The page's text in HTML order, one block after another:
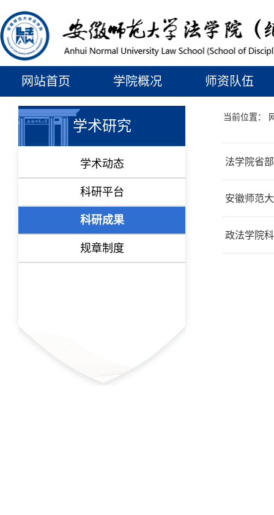
网站首页 学院概况 师资队伍
学术研究
学术动态
科研平台
科研成果
规章制度
当前位置：
法学院省
安徽师范
政法学院